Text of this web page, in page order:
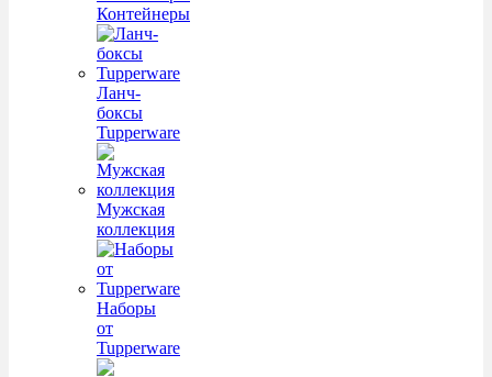
Контейнеры
Ланч-
боксы
Tupperware
Мужская
коллекция
Наборы
от
Tupperware